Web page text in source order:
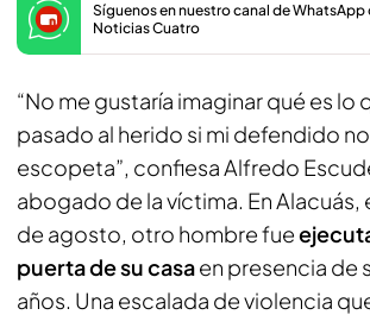
Síguenos en nuestro canal de WhatsApp
Noticias Cuatro
“No me gustaría imaginar qué es lo
pasado al herido si mi defendido
escopeta”, confiesa Alfredo
abogado de la víctima. En Alacuás,
de agosto, otro hombre fue
puerta de su casaen presencia de
años. Una escalada de violencia